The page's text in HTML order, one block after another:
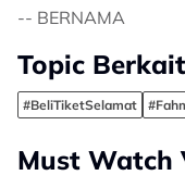
​-- BERNAMA
Topic
#BeliTiketSelamat
Must Watch